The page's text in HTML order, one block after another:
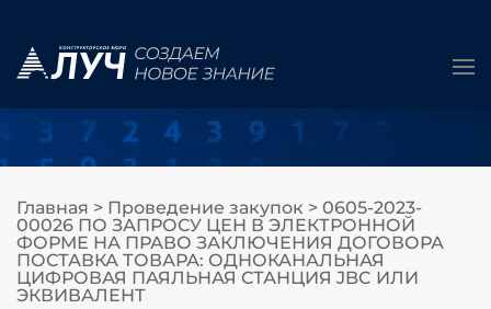
Главная > Проведение закупок > 0605-2023-
00026 ПО ЗАПРОСУ ЦЕН В ЭЛЕКТРОННОЙ
ФОРМЕ НА ПРАВО ЗАКЛЮЧЕНИЯ ДОГОВОРА
ПОСТАВКА ТОВАРА: ОДНОКАНАЛЬНАЯ
ЦИФРОВАЯ ПАЯЛЬНАЯ СТАНЦИЯ JBC ИЛИ
ЭКВИВАЛЕНТ